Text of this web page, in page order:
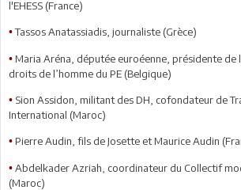
l'EHESS (France)
•Tassos Anatassiadis, journaliste (Grèce)
• Maria Aréna, députée euroéenne, présidente de
droits de l’homme du PE (Belgique)
• Sion Assidon, militant des DH, cofondateur de
International (Maroc)
• Pierre Audin, fils de Josette et Maurice Audin
• Abdelkader Azriah, coordinateur du Collectif
(Maroc)